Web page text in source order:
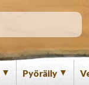
▼ Pyöräily ▼